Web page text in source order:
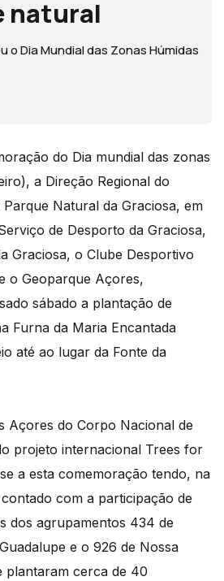
natural
o Dia Mundial das Zonas Húmidas
do Dia mundial das zonas
a Direção Regional do
Natural da Graciosa, em
de Desporto da Graciosa,
Graciosa, o Clube Desportivo
o Geoparque Açores,
sábado a plantação de
Furna da Maria Encantada
até ao lugar da Fonte da
Açores do Corpo Nacional de
projeto internacional Trees for
a esta comemoração tendo, na
com a participação de
dos agrupamentos 434 de
e o 926 de Nossa
plantaram cerca de 40